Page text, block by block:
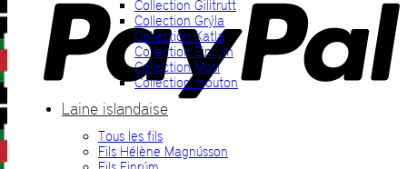
Collection Gilitrutt
Collection Grýla
Collection Katla
Collection Einrúm
Collection Mosi
Collection mouton
Laine islandaise
Tous les fils
Fils Hélène Magnússon